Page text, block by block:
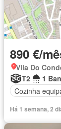
890 €/
Vila Do
T2
1
Cozinha
Há 1 semana, 2